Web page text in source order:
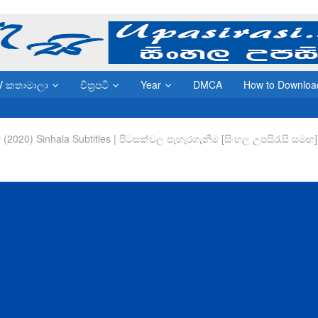
කතාමාලා චිත්‍රපටි Year DMCA How to
(2020) Sinhala Subtitles | පිටසක්වල පැහැරගැනීම [සිංහල උපසිරැසි සමඟ]